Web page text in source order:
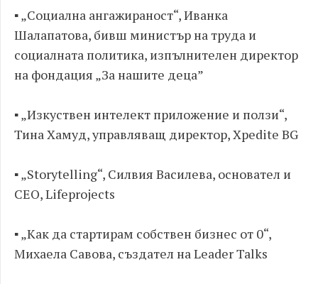
▪ „Социална ангажираност“, Иванка
Шалапатова, бивш министър на труда и
социалната политика, изпълнителен директор
на фондация „За нашите деца”
▪ „Изкуствен интелект приложение и ползи“,
Тина Хамуд, управляващ директор, Xpedite BG
▪ „Storytelling“, Силвия Василева, основател и
CEO, Lifeprojects
▪ „Как да стартирам собствен бизнес от 0“,
Михаела Савова, създател на Leader Talks